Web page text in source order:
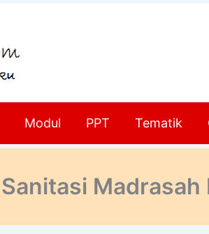
Modul PPT Tematik